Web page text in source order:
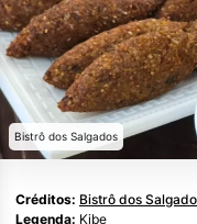
Bistrô dos Salgados
Créditos: Bistrô dos
Legenda: Kibe